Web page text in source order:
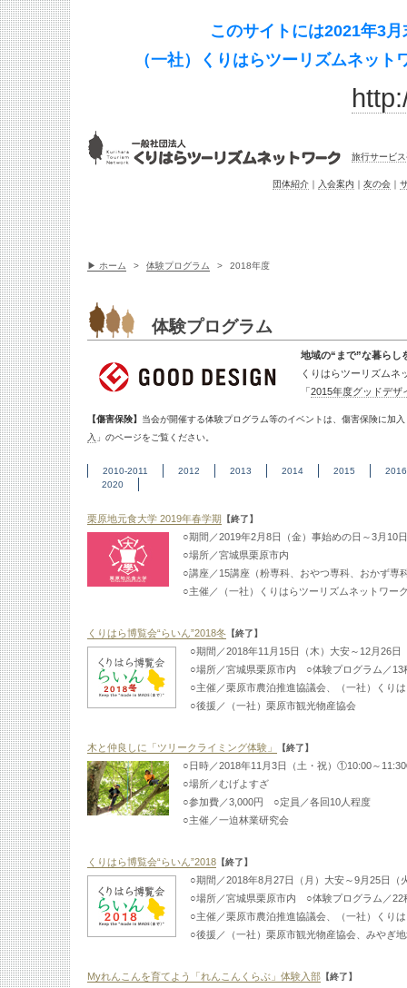
このサイトには2021年3
（一社）くりはらツーリズムネッ
旅行サービ
団体紹介 ｜ 入会案内 ｜ 友の会 ｜
▶ ホーム > 体験プログラム > 2018年度
体験プログラム
地域の“まで”な暮らし
くりはらツーリズムネ
「2015年度グッドデザ
【傷害保険】
当会が開催する体験プログラム等のイベントは、傷害保険に加
入 」のページをご覧ください。
2010-2011 2012 2013 2014 2015
2016
2020
栗原地元食大学 2019年春学期 【終了】
○期間／2019年2月8日（金）事始めの日～3月10
○場所／宮城県栗原市内
○講座／15講座（粉専科、おやつ専科、おかず専
○主催／（一社）くりはらツーリズムネットワー
くりはら博覧会“らいん”2018冬【終了】
○期間／2018年11月15日（木）大安～12月26日
○場所／宮城県栗原市内 ○体験プログラム／13
○主催／栗原市農泊推進協議会、（一社）くり
○後援／（一社）栗原市観光物産協会
木と仲良しに「ツリークライミング体験」 【終了】
○日時／2018年11月3日（土・祝）①10:00～
○場所／むげよすざ
○参加費／3,000円 ○定員／各回10人程度
○主催／一迫林業研究会
くりはら博覧会“らいん”2018【終了】
○期間／2018年8月27日（月）大安～9月25日（
○場所／宮城県栗原市内 ○体験プログラム／22
○主催／栗原市農泊推進協議会、（一社）くり
○後援／（一社）栗原市観光物産協会、みやぎ
Myれんこんを育てよう「れんこんくらぶ」体験入部【終了】